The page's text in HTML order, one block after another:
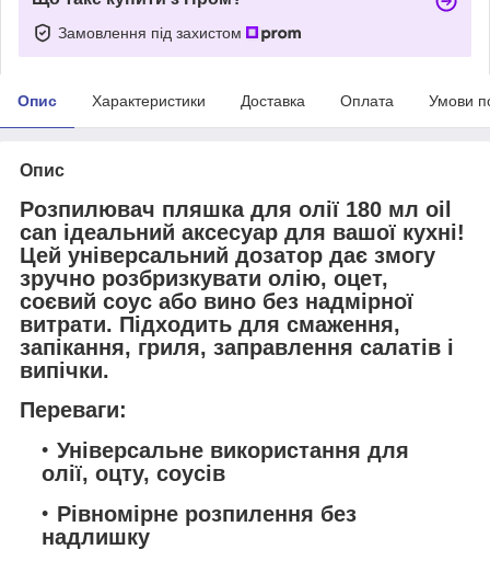
Замовлення під захистом
Опис Характеристики Доставка Оплата Умови
Опис
Розпилювач пляшка для олії 180 мл oil
can ідеальний аксесуар для вашої кухні!
Цей універсальний дозатор дає змогу
зручно розбризкувати олію, оцет,
соєвий соус або вино без надмірної
витрати. Підходить для смаження,
запікання, гриля, заправлення салатів і
випічки.
Переваги:
Універсальне використання для
олії, оцту, соусів
Рівномірне розпилення без
надлишку